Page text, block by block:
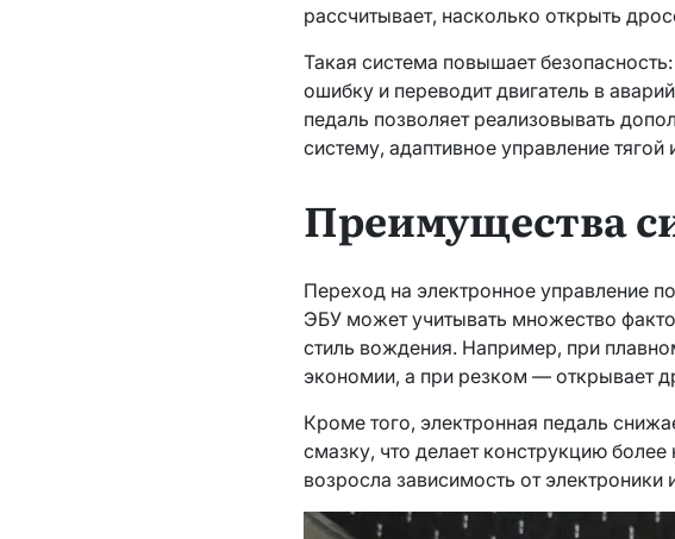
рассчитывает, насколько открыть
Такая система повышает
ошибку и переводит двигатель в
педаль позволяет реализовывать
систему, адаптивное управление
Преимущества
Переход на электронное управление
ЭБУ может учитывать множество
стиль вождения. Например, при
экономии, а при резком — открывает
Кроме того, электронная педаль
смазку, что делает конструкцию
возросла зависимость от электроники